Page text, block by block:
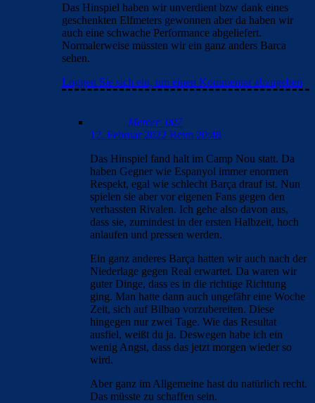
Das Hinspiel haben wir unverdient bzw dank eines
geschenkten Elfmeters gewonnen aber da haben wir
auch eine schwache Performance abgeliefert.
Normalerweise müssten wir ein ganz anders Barca
sehen.
Loggen Sie sich ein, um einen Kommentar abzugeben
Mercer_007
12. Februar 2022 Beim 20:48
Das Hinspiel fand halt im Camp Nou statt. Da
haben Gegner wie Espanyol immer enormen
Respekt, egal wie schlecht Barça drauf ist. Nun
spielen sie aber vor eigenen Fans gegen den
verhassten Rivalen. Ich gehe also davon aus,
dass sie, zumindest in der ersten Halbzeit, hoch
anlaufen und pressen werden.
Ein ganz anderes Barça hatten wir auch nach der
Niederlage gegen Real erwartet. Da waren wir
guter Dinge, dass es in die richtige Richtung
ging. Man hatte dann auch ungefähr eine Woche
Zeit, sich auf Bilbao vorzubereiten. Diese
hingegen nur zwei Tage. Wie das Resultat
ausfiel, weißt du ja. Deswegen habe ich ein
wenig Angst, dass das jetzt morgen wieder so
wird.
Aber ganz im Allgemeine hast du natürlich recht.
Das müsste zu schaffen sein.